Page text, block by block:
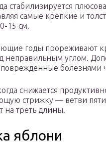
стабилизируется
самые крепкие и
15 см.
годы прореживают
неправильным углом.
болезнями
снижается
стрижку — ветви
на треть длины.
яблони